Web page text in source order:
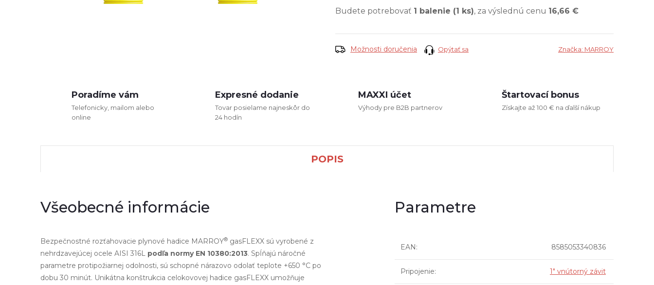
Budete potrebovať 1 balenie (1 ks), za výslednú cenu 16,66 €
Možnosti doručenia Opýtať sa Značka: MARROY
Poradíme vám
Telefonicky, mailom alebo
online
Expresné dodanie
Tovar posielame najneskôr do
24 hodín
MAXXI účet
Výhody pre B2B partnerov
Štartovací bonus
Získajte až 100 € na ďalší nákup
POPIS
Všeobecné informácie
Bezpečnostné rozťahovacie plynové hadice MARROY® gasFLEXX sú vyrobené z
nehrdzavejúcej ocele AISI 316L podľa normy EN 10380:2013. Spĺňajú náročné
parametre protipožiarnej odolnosti, sú schopné nárazovo odolať teplote +650 °C po
dobu 30 minút. Unikátna konštrukcia celokovovej hadice gasFLEXX umožňuje
Parametre
EAN: 8585053340836
Pripojenie: 1" vnútorný závit